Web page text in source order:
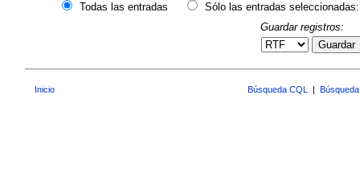
Todas las entradas
Sólo las entradas seleccionadas:
Guardar registros:
Guardar
Inicio Búsqueda CQL